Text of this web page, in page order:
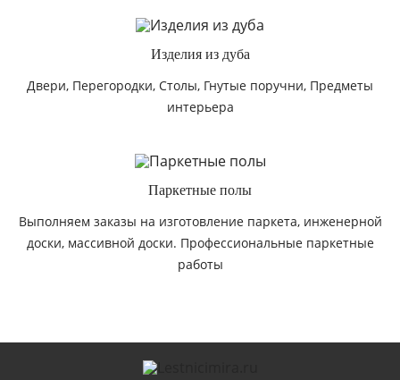
Изделия из дуба
Двери, Перегородки, Столы, Гнутые поручни, Предметы
интерьера
Паркетные полы
Выполняем заказы на изготовление паркета, инженерной
доски, массивной доски. Профессиональные паркетные
работы